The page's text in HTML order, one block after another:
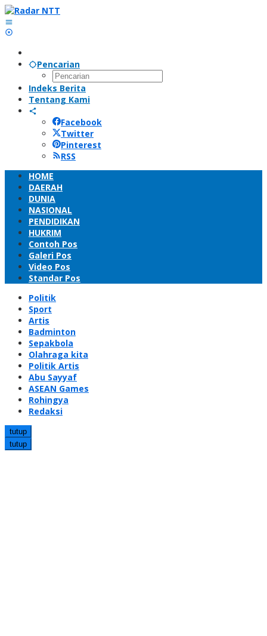
Lewati
ke
konten
Pencarian
Indeks Berita
Tentang Kami
Facebook
Twitter
Pinterest
RSS
HOME
DAERAH
DUNIA
NASIONAL
PENDIDIKAN
HUKRIM
Contoh Pos
Galeri Pos
Video Pos
Standar Pos
Politik
Sport
Artis
Badminton
Sepakbola
Olahraga kita
Politik Artis
Abu Sayyaf
ASEAN Games
Rohingya
Redaksi
tutup
tutup